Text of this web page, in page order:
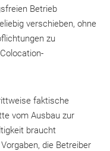
Betrieb
verschieben, ohne
zu
faktische
vom Ausbau zur
braucht
die Betreiber